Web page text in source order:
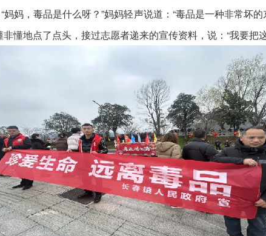
，毒品是什么呀？”妈妈轻声说道：“毒品是一种非常坏
懂地点了点头，接过志愿者递来的宣传资料，说：“我要把